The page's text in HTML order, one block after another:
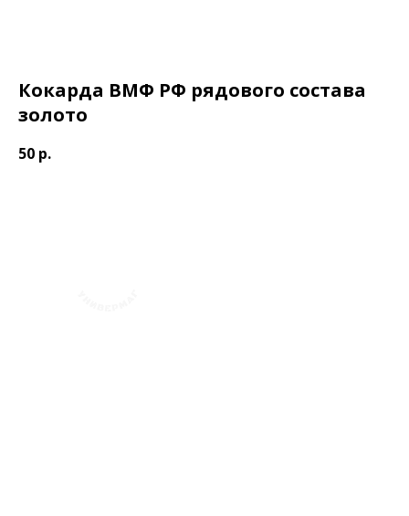
Кокарда ВМФ РФ рядового состава
золото
50 р.